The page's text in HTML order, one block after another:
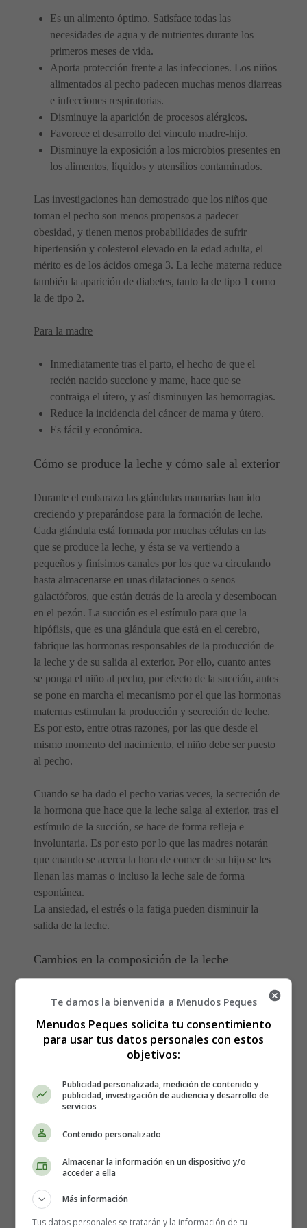
Es un alimento óptimo. Satisface todas las
necesidades de agua y de nutrientes durante los
primeros meses de vida.
Aporta protección frente a las infecciones. Los niños
alimentados al pecho padecen muchas menos diarreas
e infecciones respiratorias.
Disminuye la aparición de procesos alérgicos.
Favorece el desarrollo del vinculo madre-hijo.
Disminuye la exposición a los microbios presentes en
los alimentos, líquidos y utensilios contaminados.
Las investigaciones han demostrado que los niños que
toman el pecho son menos propensos a padecer
obesidad, y tienen menos probabilidades de sufrir
hipertensión y colesterol elevado en la edad adulta, el
mérito es de los ácidos omega 3. La leche materna reduce
también la aparición de diabetes, tanto la de tipo 1 como
la de tipo 2.
Para la madre
Inmediatamente tras el parto, el hecho de que el
recién nacido succione y mame, hace que se
contraiga el útero, y así disminuyen las hemorragias.
Reduce la incidencia del cáncer de mama y útero.
Es fácil y económica.
Cómo se produce la leche y cómo sale al exterior
Durante el embarazo las glándulas mamarias han ido
creciendo y preparándose para la formación de leche.
Cada glándula está formada por muchas células en las
que se produce la leche, y ésta se va vertiendo a
pequeños y finísimos canales por los que va circulando
hasta almacenarse en unas dilataciones o senos
galactóforos, que están detrás de la areola y desembocan
en el pezón. La succión es el estímulo para que la
hipófisis, que es una glándula que está en el cerebro,
fabrique las hormonas responsables de la producción de
la leche y de su salida al exterior. Por ello, cuanto antes
se ponga el niño al pecho, por efecto de la succión, antes
se pone en marcha el mecanismo por el que las hormonas
maternas estimulan la producción y secreción de leche.
Es por esto, entre otras razones, por las que desde el
mismo momento del nacimiento, el niño debe ser puesto
al pecho.
Cuando se ha dado el pecho varias veces, la secreción de
la hormona que hace que la leche salga al exterior, tras el
estímulo de la succión, se hace de forma refleja e
involuntaria. Es por esto por lo que las madres notarán
que cuando se acerca la hora de comer de su hijo se les
llenan las mamas o incluso la leche sale de forma
espontánea.
La ansiedad, el estrés o la fatiga pueden disminuir la
salida de la leche.
Cambios en la composición de la leche
inicial llamada calostro, durante los tres o cuatro primeros
días. Es una leche amarillenta y traslúcida. Es el alimento
más adecuado para el recién nacido, y aporta defensas
contra las infecciones.
verdadera leche materna. En ese momento las mamas se
hacen más grandes y tensas, con dolor incluso irradiado a
las axilas. Esta congestión pasa pronto, en uno o dos
días.
Técnica correcta de la lactancia natural
Para conseguir que la lactancia materna se mantenga en
Te damos la bienvenida a Menudos Peques
Menudos Peques solicita tu consentimiento
para usar tus datos personales con estos
objetivos:
Publicidad personalizada, medición de contenido y
publicidad, investigación de audiencia y desarrollo de
servicios
Contenido personalizado
Almacenar la información en un dispositivo y/o
acceder a ella
Más información
Tus datos personales se tratarán y la información de tu